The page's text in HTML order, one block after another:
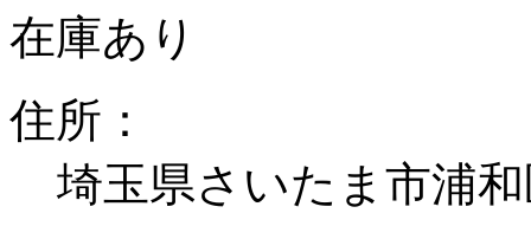
在庫あり
住所：
埼玉県さいたま市浦